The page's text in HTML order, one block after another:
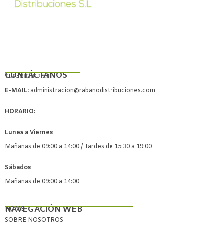
CONTÁCTANOS
TLF.:983812638
E-MAIL: administracion@rabanodistribuciones.com
HORARIO:
Lunes a Viernes
Mañanas de 09:00 a 14:00 / Tardes de 15:30 a 19:00
Sábados
Mañanas de 09:00 a 14:00
NAVEGACIÓN WEB
HOME
SOBRE NOSOTROS